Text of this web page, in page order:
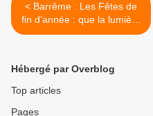
< Barrême : Les Fêtes de
fin d’année : que la lumière
soit !
Hébergé par Overblog
Top articles
Pages